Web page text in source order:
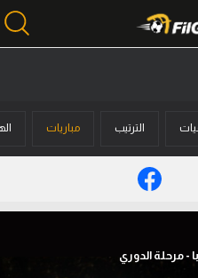
الترتيب مباريات
- مرحلة الدوري